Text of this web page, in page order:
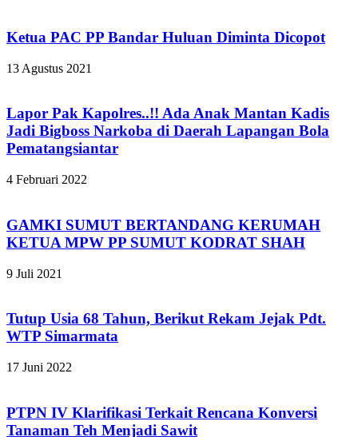
Ketua PAC PP Bandar Huluan Diminta Dicopot
13 Agustus 2021
Lapor Pak Kapolres..!! Ada Anak Mantan Kadis
Jadi Bigboss Narkoba di Daerah Lapangan Bola
Pematangsiantar
4 Februari 2022
GAMKI SUMUT BERTANDANG KERUMAH
KETUA MPW PP SUMUT KODRAT SHAH
9 Juli 2021
Tutup Usia 68 Tahun, Berikut Rekam Jejak Pdt.
WTP Simarmata
17 Juni 2022
PTPN IV Klarifikasi Terkait Rencana Konversi
Tanaman Teh Menjadi Sawit